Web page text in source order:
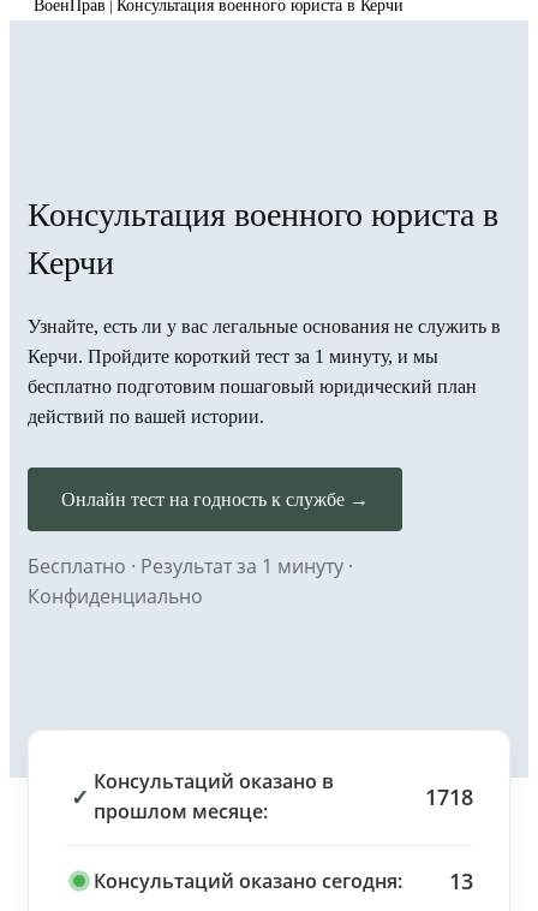
ВоенПрав Консультация военного юриста в Керчи
Консультация военного юриста в
Керчи
Узнайте, есть ли у вас легальные основания не служить в
Керчи. Пройдите короткий тест за 1 минуту, и мы
бесплатно подготовим пошаговый юридический план
действий по вашей истории.
Онлайн тест на годность к службе →
Бесплатно · Результат за 1 минуту ·
Конфиденциально
✓
Консультаций оказано в
прошлом месяце:
1718
Консультаций оказано сегодня: 13